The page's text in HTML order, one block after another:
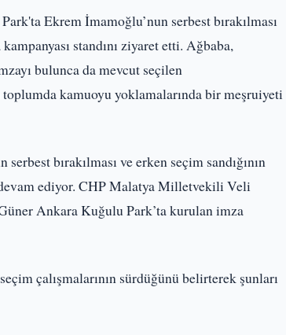
Ekrem İmamoğlu’nun serbest bırakılması
standını ziyaret etti. Ağbaba,
bulunca da mevcut seçilen
kamuoyu yoklamalarında bir meşruiyeti
bırakılması ve erken seçim sandığının
ediyor. CHP Malatya Milletvekili Veli
Ankara Kuğulu Park’ta kurulan imza
çalışmalarının sürdüğünü belirterek şunları